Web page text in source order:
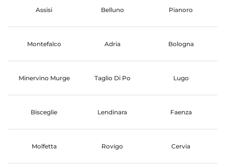
Assisi Belluno Pianoro
Montefalco Adria Bologna
Minervino Murge Taglio Di Po Lugo
Bisceglie Lendinara Faenza
Molfetta Rovigo Cervia